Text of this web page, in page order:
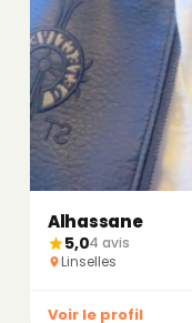
Alhassane
5,04 avis
Linselles
Voir le profil